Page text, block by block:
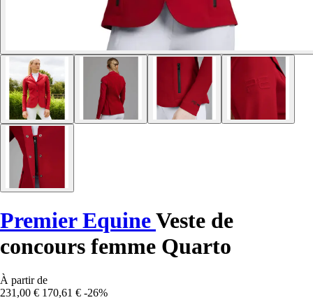
Premier EquineVeste de
concours femme Quarto
À partir de
231,00 € 170,61 € -26%